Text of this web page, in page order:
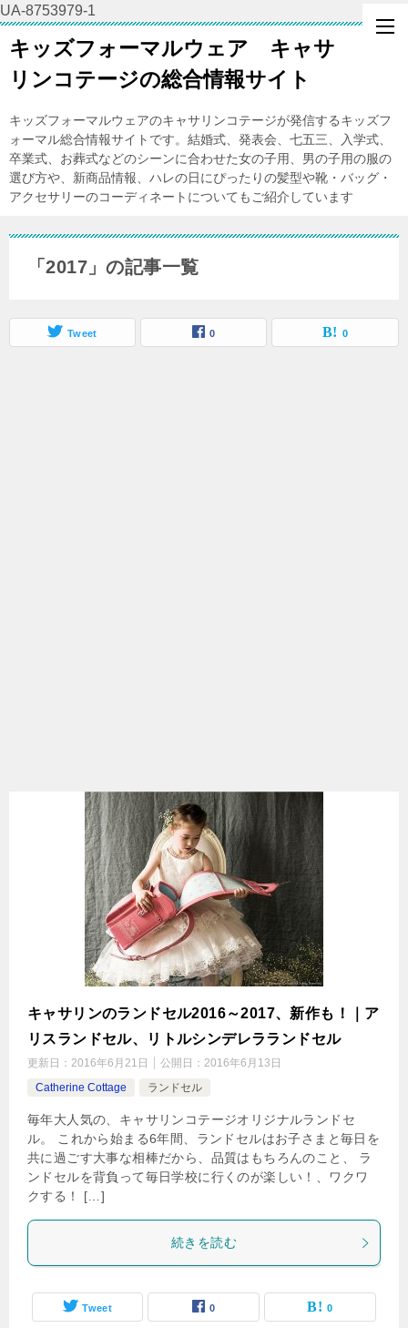
UA-8753979-1
キッズフォーマルウェア キャサ
リンコテージの総合情報サイト
キッズフォーマルウェアのキャサリンコテージが発信するキッズフ
ォーマル総合情報サイトです。結婚式、発表会、七五三、入学式、
卒業式、お葬式などのシーンに合わせた女の子用、男の子用の服の
選び方や、新商品情報、ハレの日にぴったりの髪型や靴・バッグ・
アクセサリーのコーディネートについてもご紹介しています
「2017」の記事一覧
Tweet 0 0
キャサリンのランドセル2016～2017、新作も！｜ア
リスランドセル、リトルシンデレラランドセル
更新日： 2016年6月21日 公開日： 2016年6月13日
Catherine Cottage
ランドセル
毎年大人気の、キャサリンコテージオリジナルランドセ
ル。 これから始まる6年間、ランドセルはお子さまと毎日を
共に過ごす大事な相棒だから、品質はもちろんのこと、 ラ
ンドセルを背負って毎日学校に行くのが楽しい！、ワクワ
クする！ […]
続きを読む
Tweet 0 0